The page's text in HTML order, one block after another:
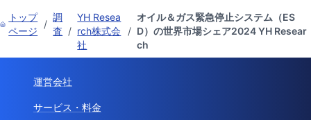
トップ
ページ
/
調
査 /
YH Resea
rch株式会
社
/
オイル＆ガス緊急停止システム（ES
D）の世界市場シェア2024 YH Resear
ch
運営会社
サービス・料金